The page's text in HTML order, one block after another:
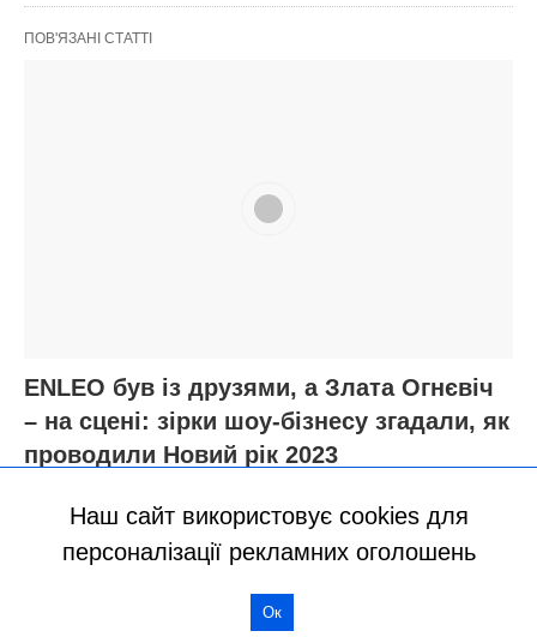
Наш сайт використовує cookies для
персоналізації рекламних оголошень
Ок